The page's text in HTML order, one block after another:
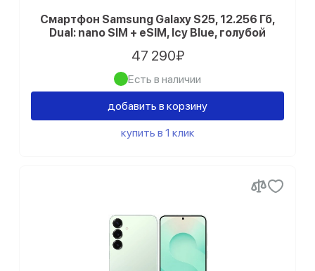
Смартфон Samsung Galaxy S25, 12.256 Гб,
Dual: nano SIM + eSIM, Icy Blue, голубой
47 290₽
Есть в наличии
добавить в корзину
купить в 1 клик